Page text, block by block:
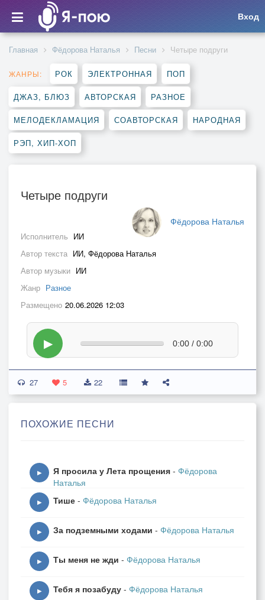
Вход
Главная Фёдорова Наталья Песни Четыре подруги
ЖАНРЫ: РОК ЭЛЕКТРОННАЯ ПОП
ДЖАЗ, БЛЮЗ АВТОРСКАЯ РАЗНОЕ
МЕЛОДЕКЛАМАЦИЯ СОАВТОРСКАЯ НАРОДНАЯ
РЭП, ХИП-ХОП
Четыре подруги
Фёдорова Наталья
Исполнитель ИИ
Автор текста ИИ, Фёдорова Наталья
Автор музыки ИИ
Жанр Разное
Размещено 20.06.2026 12:03
▶ 0:00 / 0:00
27 5 22
ПОХОЖИЕ ПЕСНИ
▶ Я просила у Лета прощения - Фёдорова
Наталья
▶ Тише - Фёдорова Наталья
▶ За подземными ходами - Фёдорова Наталья
▶ Ты меня не жди - Фёдорова Наталья
▶ Тебя я позабуду - Фёдорова Наталья